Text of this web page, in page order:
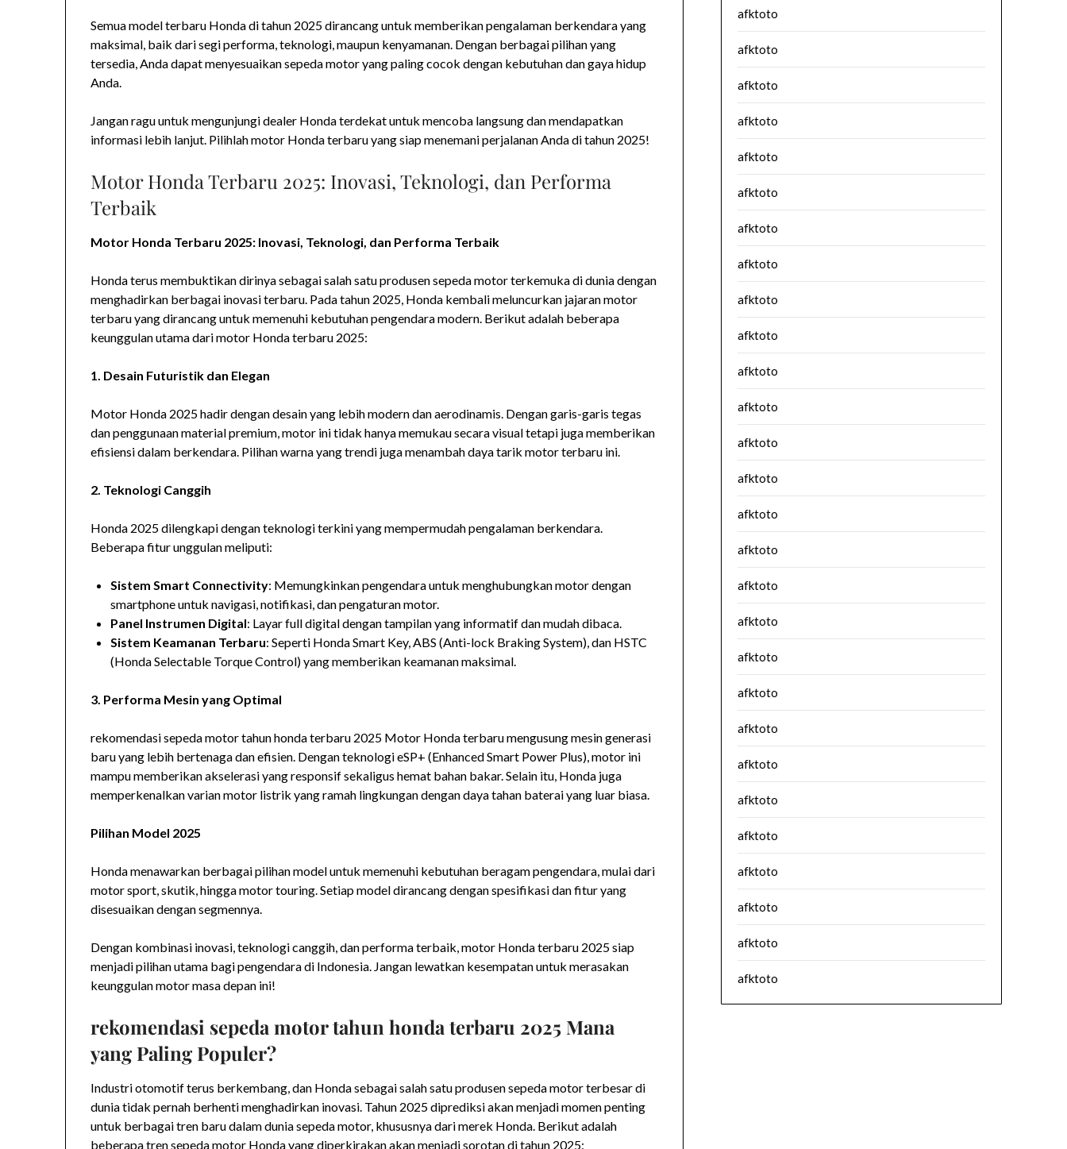
Semua model terbaru Honda di tahun 2025 dirancang untuk memberikan pengalaman berkendara yang
maksimal, baik dari segi performa, teknologi, maupun kenyamanan. Dengan berbagai pilihan yang
tersedia, Anda dapat menyesuaikan sepeda motor yang paling cocok dengan kebutuhan dan gaya hidup
Anda.
Jangan ragu untuk mengunjungi dealer Honda terdekat untuk mencoba langsung dan mendapatkan
informasi lebih lanjut. Pilihlah motor Honda terbaru yang siap menemani perjalanan Anda di tahun 2025!
Motor Honda Terbaru 2025: Inovasi, Teknologi, dan Performa
Terbaik
Motor Honda Terbaru 2025: Inovasi, Teknologi, dan Performa Terbaik
Honda terus membuktikan dirinya sebagai salah satu produsen sepeda motor terkemuka di dunia dengan
menghadirkan berbagai inovasi terbaru. Pada tahun 2025, Honda kembali meluncurkan jajaran motor
terbaru yang dirancang untuk memenuhi kebutuhan pengendara modern. Berikut adalah beberapa
keunggulan utama dari motor Honda terbaru 2025:
1. Desain Futuristik dan Elegan
Motor Honda 2025 hadir dengan desain yang lebih modern dan aerodinamis. Dengan garis-garis tegas
dan penggunaan material premium, motor ini tidak hanya memukau secara visual tetapi juga memberikan
efisiensi dalam berkendara. Pilihan warna yang trendi juga menambah daya tarik motor terbaru ini.
2. Teknologi Canggih
Honda 2025 dilengkapi dengan teknologi terkini yang mempermudah pengalaman berkendara.
Beberapa fitur unggulan meliputi:
Sistem Smart Connectivity: Memungkinkan pengendara untuk menghubungkan motor dengan
smartphone untuk navigasi, notifikasi, dan pengaturan motor.
Panel Instrumen Digital: Layar full digital dengan tampilan yang informatif dan mudah dibaca.
Sistem Keamanan Terbaru: Seperti Honda Smart Key, ABS (Anti-lock Braking System), dan HSTC
(Honda Selectable Torque Control) yang memberikan keamanan maksimal.
3. Performa Mesin yang Optimal
rekomendasi sepeda motor tahun honda terbaru 2025 Motor Honda terbaru mengusung mesin generasi
baru yang lebih bertenaga dan efisien. Dengan teknologi eSP+ (Enhanced Smart Power Plus), motor ini
mampu memberikan akselerasi yang responsif sekaligus hemat bahan bakar. Selain itu, Honda juga
memperkenalkan varian motor listrik yang ramah lingkungan dengan daya tahan baterai yang luar biasa.
Pilihan Model 2025
Honda menawarkan berbagai pilihan model untuk memenuhi kebutuhan beragam pengendara, mulai dari
motor sport, skutik, hingga motor touring. Setiap model dirancang dengan spesifikasi dan fitur yang
disesuaikan dengan segmennya.
Dengan kombinasi inovasi, teknologi canggih, dan performa terbaik, motor Honda terbaru 2025 siap
menjadi pilihan utama bagi pengendara di Indonesia. Jangan lewatkan kesempatan untuk merasakan
keunggulan motor masa depan ini!
rekomendasi sepeda motor tahun honda terbaru 2025 Mana
yang Paling Populer?
Industri otomotif terus berkembang, dan Honda sebagai salah satu produsen sepeda motor terbesar di
dunia tidak pernah berhenti menghadirkan inovasi. Tahun 2025 diprediksi akan menjadi momen penting
untuk berbagai tren baru dalam dunia sepeda motor, khususnya dari merek Honda. Berikut adalah
beberapa tren sepeda motor Honda yang diperkirakan akan menjadi sorotan di tahun 2025:
afktoto
afktoto
afktoto
afktoto
afktoto
afktoto
afktoto
afktoto
afktoto
afktoto
afktoto
afktoto
afktoto
afktoto
afktoto
afktoto
afktoto
afktoto
afktoto
afktoto
afktoto
afktoto
afktoto
afktoto
afktoto
afktoto
afktoto
afktoto